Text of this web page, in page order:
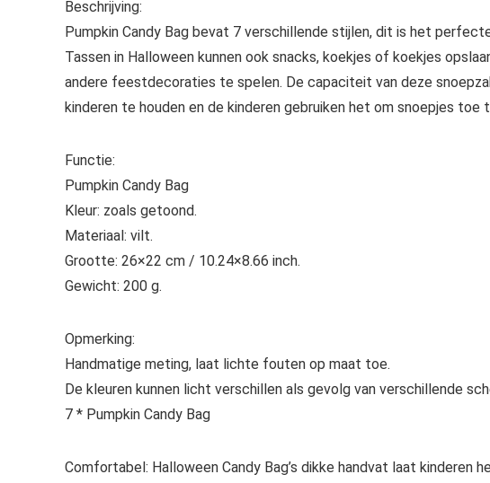
Beschrijving:
Pumpkin Candy Bag bevat 7 verschillende stijlen, dit is het
Tassen in Halloween kunnen ook snacks, koekjes of koekjes
andere feestdecoraties te spelen. De capaciteit van deze
kinderen te houden en de kinderen gebruiken het om snoepjes
Functie:
Pumpkin Candy Bag
Kleur: zoals getoond.
Materiaal: vilt.
Grootte: 26×22 cm / 10.24×8.66 inch.
Gewicht: 200 g.
Opmerking:
Handmatige meting, laat lichte fouten op maat toe.
De kleuren kunnen licht verschillen als gevolg van verschillende
7 * Pumpkin Candy Bag
Comfortabel: Halloween Candy Bag’s dikke handvat laat kinderen